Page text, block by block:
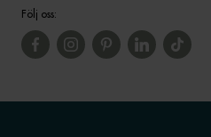
Följ oss: